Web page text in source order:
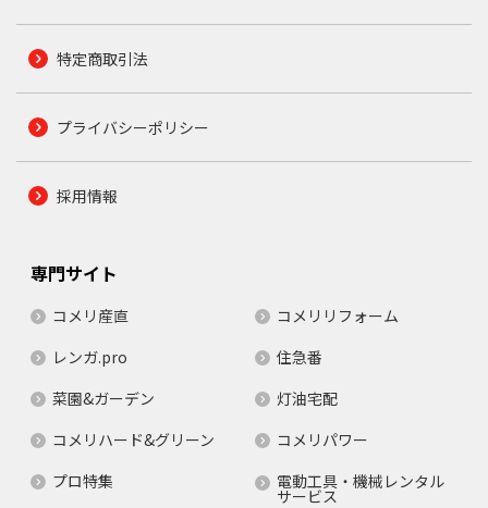
特定商取引法
プライバシーポリシー
採用情報
専門サイト
コメリ産直
コメリリフォーム
レンガ.pro
住急番
菜園&ガーデン
灯油宅配
コメリハード&グリーン
コメリパワー
プロ特集
電動工具・機械レンタル
サービス